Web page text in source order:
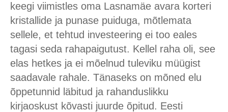
keegi viimistles oma Lasnamäe avara korteri
kristallide ja punase puiduga, mõtlemata
sellele, et tehtud investeering ei too eales
tagasi seda rahapaigutust. Kellel raha oli, see
elas hetkes ja ei mõelnud tuleviku müügist
saadavale rahale. Tänaseks on mõned elu
õppetunnid läbitud ja rahanduslikku
kirjaoskust kõvasti juurde õpitud. Eesti